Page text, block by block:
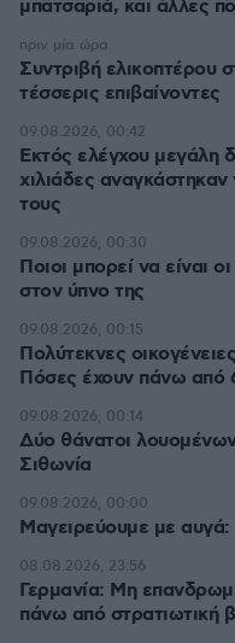
μπατσαριά, και άλλες
Συντριβή ελικοπτέρου
τέσσερις επιβαίνοντες
πριν μία ώρα
Εκτός ελέγχου μεγάλη
χιλιάδες αναγκάστηκαν
τους
09.08.2026, 00:42
Ποιοι μπορεί να είναι
στον ύπνο της
09.08.2026, 00:30
Πολύτεκνες
Πόσες έχουν πάνω από
09.08.2026, 00:15
Δύο θάνατοι
Σιθωνία
09.08.2026, 00:14
Μαγειρεύουμε με
09.08.2026, 00:00
Γερμανία: Μη
πάνω από στρατιωτική
08.08.2026, 23:56